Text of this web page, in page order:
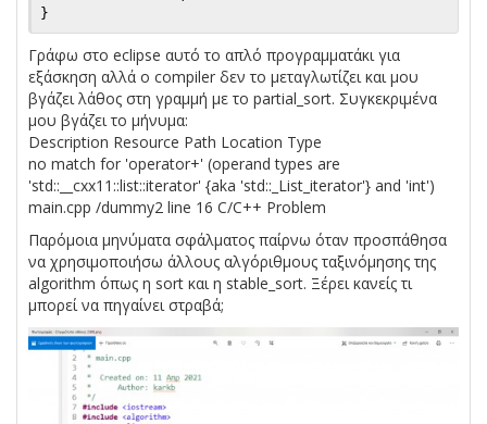
Γράφω στο eclipse αυτό το απλό προγραμματάκι για
εξάσκηση αλλά ο compiler δεν το μεταγλωτίζει και μου
βγάζει λάθος στη γραμμή με το partial_sort. Συγκεκριμένα
μου βγάζει το μήνυμα:
Description Resource Path Location Type
no match for 'operator+' (operand types are
'std::__cxx11::list::iterator' {aka 'std::_List_iterator'} and 'int')
main.cpp /dummy2 line 16 C/C++ Problem
Παρόμοια μηνύματα σφάλματος παίρνω όταν προσπάθησα
να χρησιμοποιήσω άλλους αλγόριθμους ταξινόμησης της
algorithm όπως η sort και η stable_sort. Ξέρει κανείς τι
μπορεί να πηγαίνει στραβά;